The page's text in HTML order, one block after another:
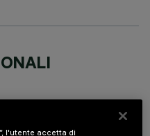
l'utente accetta di